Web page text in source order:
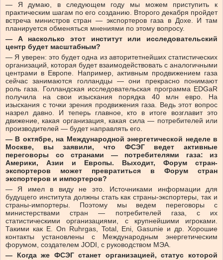
— Я думаю, в следующем году мы можем приступить к
практическим шагам по его созданию. Второго декабря пройдет
встреча министров стран — экспортеров газа в Дохе. И там
планируется обменяться мнениями по этому вопросу.
— А насколько этот институт или исследовательский
центр будет масштабным?
— Я уверен: это будет одна из авторитетнейших статистических
организаций, которая будет взаимодействовать с аналогичными
центрами в Европе. Например, активным продвижением газа
сейчас занимаются голландцы — они прекрасно понимают
роль газа. Голландская исследовательская программа EDGaR
получила на свои изыскания порядка 40 млн евро. На
изыскания с точки зрения продвижения газа. Ведь этот вопрос
назрел давно. И теперь главное, кто в итоге возглавит это
движение, какая организация, какая сила — потребителей или
производителей — будет направлять его.
— В октябре, на Международной энергетической неделе в
Москве, вы заявили, что ФСЭГ ведет активные
переговоры со странами — потребителями газа: из
Америки, Азии и Европы. Выходит, Форум стран-
экспортеров может превратиться в Форум стран
экспортеров и импортеров?
— Я имел в виду не это. Источниками информации для
будущего института должны стать как страны-экспортеры, так и
страны-импортеры. Поэтому мы ведем переговоры с
министерствами стран — потребителей газа, с их
статистическими организациями, с крупнейшими игроками.
Такими как E. On Ruhrgas, Total, Eni, Gasunie и др. Хорошие
контакты установлены с Международным энергетическим
форумом, создателем JODI, с руководством МЭА.
— Когда же ФСЭГ станет организацией, статус которой